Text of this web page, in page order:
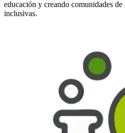
educación y creando comunidades
inclusivas.